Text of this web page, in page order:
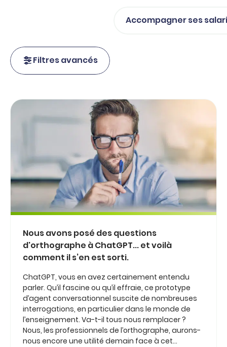
Accompagner ses
Filtres avancés
Nous avons posé des questions
d'orthographe à ChatGPT... et voilà
comment il s’en est sorti.
ChatGPT, vous en avez certainement entendu
parler. Qu’il fascine ou qu’il effraie, ce prototype
d’agent conversationnel suscite de nombreuses
interrogations, en particulier dans le monde de
l’enseignement. Va-t-il tous nous remplacer ?
Nous, les professionnels de l’orthographe, aurons-
nous encore une utilité demain face à cet...